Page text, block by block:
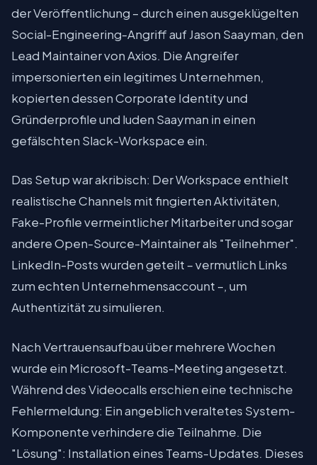
der Veröffentlichung – durch einen ausgeklügelten
Social-Engineering-Angriff auf Jason Saayman, den
Lead Maintainer von Axios. Die Angreifer
impersonierten ein legitimes Unternehmen,
kopierten dessen Corporate Identity und
Gründerprofile und luden Saayman in einen
gefälschten Slack-Workspace ein.
Das Setup war akribisch: Der Workspace enthielt
realistische Channels mit fingierten Aktivitäten,
Fake-Profile vermeintlicher Mitarbeiter und sogar
andere Open-Source-Maintainer als "Teilnehmer".
LinkedIn-Posts wurden geteilt – vermutlich Links
zum echten Unternehmensaccount –, um
Authentizität zu simulieren.
Nach Vertrauensaufbau über mehrere Wochen
wurde ein Microsoft-Teams-Meeting angesetzt.
Während des Videocalls erschien eine technische
Fehlermeldung: Ein angeblich veraltetes System-
Komponente verhindere die Teilnahme. Die
"Lösung": Installation eines Teams-Updates. Dieses